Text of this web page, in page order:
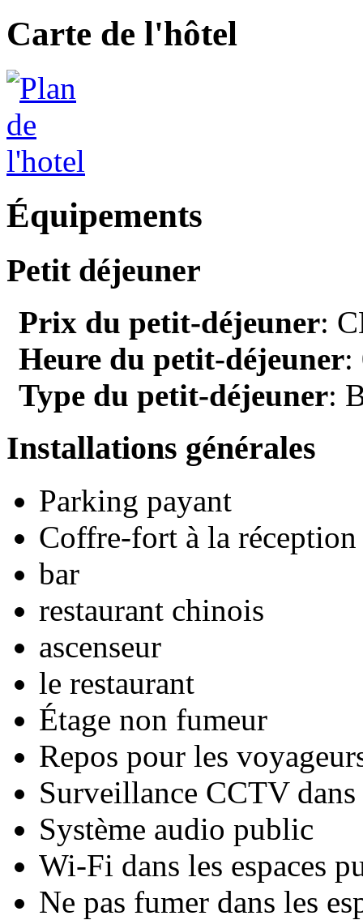
Carte de l'hôtel
Équipements
Petit déjeuner
Prix du petit-déjeuner:
Heure du petit-déjeuner:
Type du petit-déjeuner:
Installations générales
Parking payant
Coffre-fort à la réception
bar
restaurant chinois
ascenseur
le restaurant
Étage non fumeur
Repos pour les
Surveillance CCTV dans
Système audio public
Wi-Fi dans les espaces
Ne pas fumer dans les